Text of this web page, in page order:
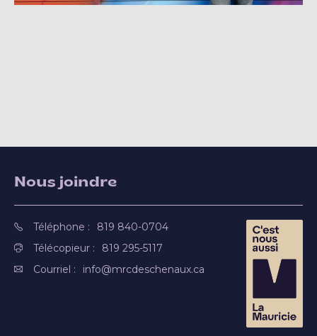
Nous joindre
Téléphone :
819 840-0704
Télécopieur :
819 295-5117
Courriel :
info@mrcdeschenaux.ca